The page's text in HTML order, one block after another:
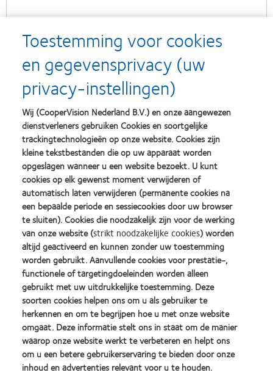
Opvolging (vervolg afspraak)
Gepland
Telefoonnummer
E-mailadres
Uw Business Development Manager
Opmerkingen
Ik verklaar hierbij dat ik het privacybeleid heb gelezen en
begrepen
Toestemming voor cookies
en gegevensprivacy (uw
privacy-instellingen)
Wij (CooperVision Nederland B.V.) en onze aangewezen
dienstverleners gebruiken Cookies en soortgelijke
trackingtechnologieën op onze website. Cookies zijn
kleine tekstbestanden die op uw apparaat worden
opgeslagen wanneer u een website bezoekt. U kunt
cookies op elk gewenst moment verwijderen of
automatisch laten verwijderen (permanente cookies na
een bepaalde periode en sessiecookies door uw browser
te sluiten). Cookies die noodzakelijk zijn voor de werking
van onze website (strikt noodzakelijke cookies) worden
altijd geactiveerd en kunnen zonder uw toestemming
worden gebruikt. Aanvullende cookies voor prestatie-,
functionele of targetingdoeleinden worden alleen
gebruikt met uw uitdrukkelijke toestemming. Deze
soorten cookies helpen ons om u als gebruiker te
herkennen en om te begrijpen hoe u met onze website
omgaat. Deze informatie stelt ons in staat om de manier
waarop onze website werkt te verbeteren en helpt ons
om u een betere gebruikerservaring te bieden door onze
inhoud en advertenties relevant voor u te houden.